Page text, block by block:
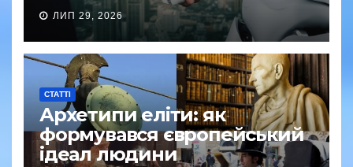
ЛИП 29, 2026
СТАТТІ
Архетипи еліти: як
формувався європейський
ідеал людини